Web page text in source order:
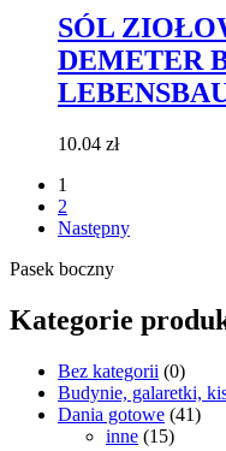
SÓL
DEMETER
10.04 zł
1
2
Następny
Pasek boczny
Kategorie
Bez kategorii (0)
Budynie, galaretki,
Dania gotowe (41)
inne (15)